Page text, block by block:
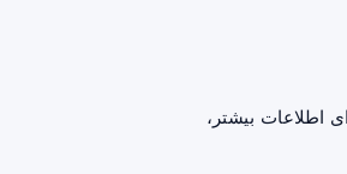
اطلاعات بیشتر،